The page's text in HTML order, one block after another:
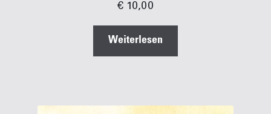
€ 10,00
Weiterlesen